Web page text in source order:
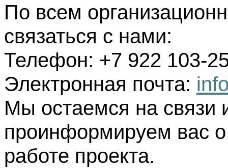
По всем
связаться с нами:
Телефон: +7 922 103-
Электронная почта:
Мы остаемся на связи
проинформируем вас
работе проекта.